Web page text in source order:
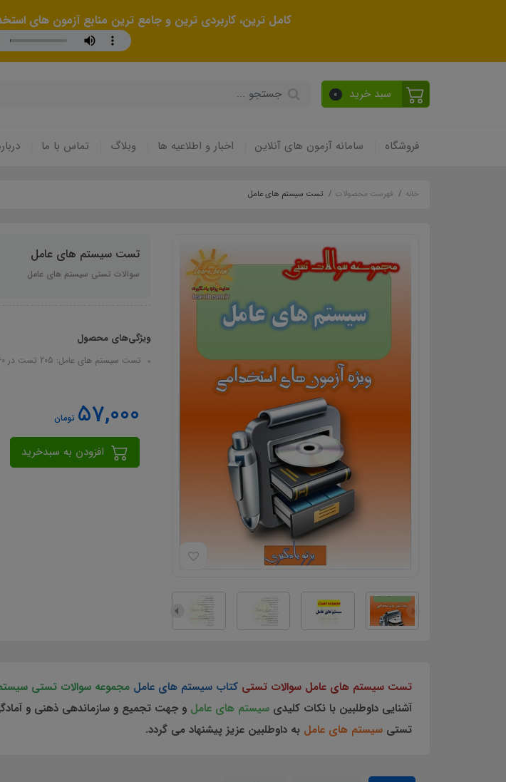
کامل ترین، کاربردی ترین و جامع ترین منابع آزمون های
سبد خرید 0
فروشگاه سامانه آزمون های آنلاین اخبار و اطلاعیه ها وبلاگ تماس با ما
خانه فهرست محصولات تست سیستم های عامل
تست سیستم های عامل
سوالات تستی سیستم های عامل
ویژگی‌های محصول
تست سیستم های عامل: 205 تست در 60 صفحه در قالب فایل pdf
57,000 تومان
تست سیستم های عامل سوالات تستی کتاب سیستم های عامل مجموعه سوالات تستی
آشنایی داوطلبین با نکات کلیدی سیستم های عامل و جهت تجمیع و سازماندهی ذهنی و
تستی سیستم های عامل به داوطلبین عزیز پیشنهاد می گردد.